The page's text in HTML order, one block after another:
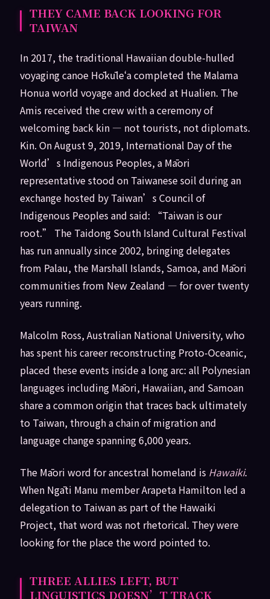
THEY CAME BACK LOOKING FOR
TAIWAN
In 2017, the traditional Hawaiian double-hulled
voyaging canoe Hōkūleʻa completed the Malama
Honua world voyage and docked at Hualien. The
Amis received the crew with a ceremony of
welcoming back kin — not tourists, not diplomats.
Kin. On August 9, 2019, International Day of the
World’s Indigenous Peoples, a Māori
representative stood on Taiwanese soil during an
exchange hosted by Taiwan’s Council of
Indigenous Peoples and said: “Taiwan is our
root.” The Taidong South Island Cultural Festival
has run annually since 2002, bringing delegates
from Palau, the Marshall Islands, Samoa, and Māori
communities from New Zealand — for over twenty
years running.
Malcolm Ross, Australian National University, who
has spent his career reconstructing Proto-Oceanic,
placed these events inside a long arc: all Polynesian
languages including Māori, Hawaiian, and Samoan
share a common origin that traces back ultimately
to Taiwan, through a chain of migration and
language change spanning 6,000 years.
The Māori word for ancestral homeland is Hawaiki.
When Ngāti Manu member Arapeta Hamilton led a
delegation to Taiwan as part of the Hawaiki
Project, that word was not rhetorical. They were
looking for the place the word pointed to.
THREE ALLIES LEFT, BUT
LINGUISTICS DOESN’T TRACK